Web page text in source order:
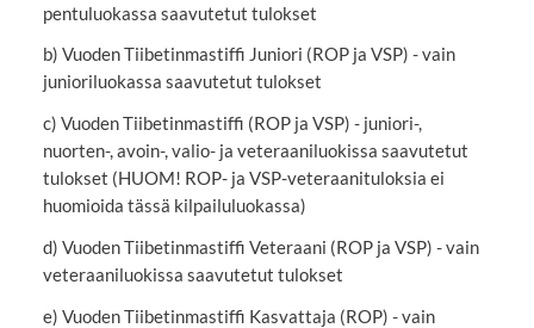
pentuluokassa saavutetut tulokset
b) Vuoden Tiibetinmastiffi Juniori (ROP ja VSP) - vain
junioriluokassa saavutetut tulokset
c) Vuoden Tiibetinmastiffi (ROP ja VSP) - juniori-,
nuorten-, avoin-, valio- ja veteraaniluokissa saavutetut
tulokset (HUOM! ROP- ja VSP-veteraanituloksia ei
huomioida tässä kilpailuluokassa)
d) Vuoden Tiibetinmastiffi Veteraani (ROP ja VSP) - vain
veteraaniluokissa saavutetut tulokset
e) Vuoden Tiibetinmastiffi Kasvattaja (ROP) - vain